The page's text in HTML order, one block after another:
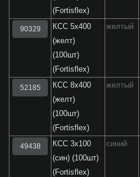
(Fortisflex)
90329
КСС 5х400
(желт)
(100шт)
(Fortisflex)
желтый
52185
КСС 8х400
(желт)
(100шт)
(Fortisflex)
желтый
49438
КСС 3х100
(син) (100шт)
(Fortisflex)
синий